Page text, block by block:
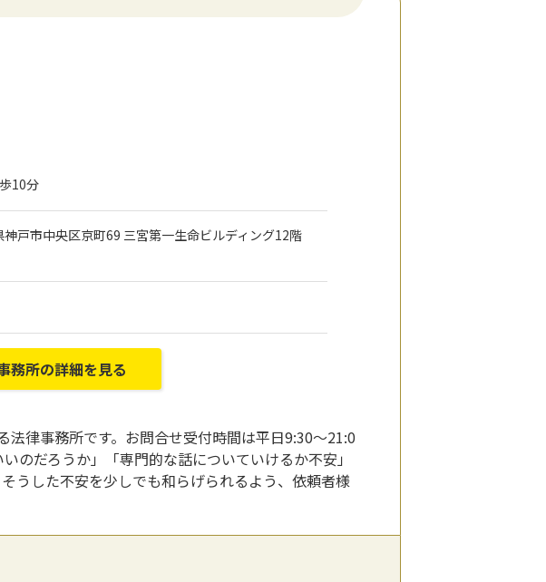
10分
戸市中央区京町69 三宮第一生命ビルディング12階
務所の詳細を見る
律事務所です。お問合せ受付時間は平日9:30～21:0
のだろうか」「専門的な話についていけるか不安」
うした不安を少しでも和らげられるよう、依頼者様